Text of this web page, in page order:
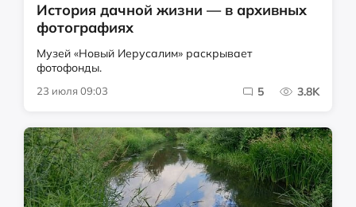
История дачной жизни — в архивных
фотографиях
Музей «Новый Иерусалим» раскрывает
фотофонды.
23 июля 09:03 5 3.8K